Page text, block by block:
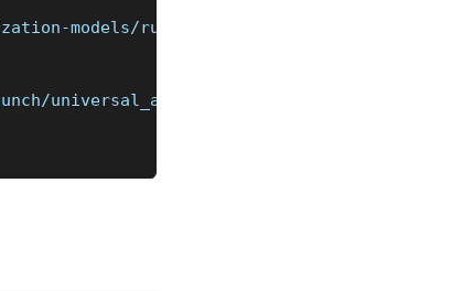
models/rules/test-parsing
universal_agent_user_guides/